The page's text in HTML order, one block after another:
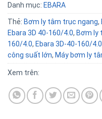
Danh mục: EBARA
Thẻ: Bơm ly tâm trục ngang,
Ebara 3D 40-160/4.0, Bơm ly
160/4.0, Ebara 3D-40-160/4.0
công suất lớn, Máy bơm ly
Xem trên: